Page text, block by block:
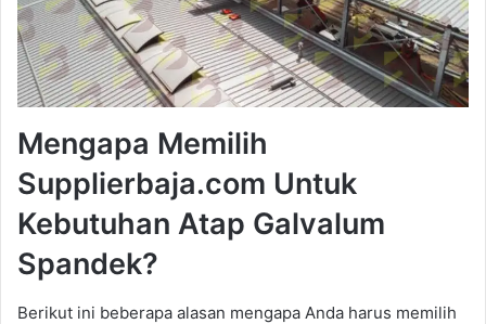
Mengapa Memilih
Supplierbaja.com Untuk
Kebutuhan Atap Galvalum
Spandek?
Berikut ini beberapa alasan mengapa Anda harus memilih